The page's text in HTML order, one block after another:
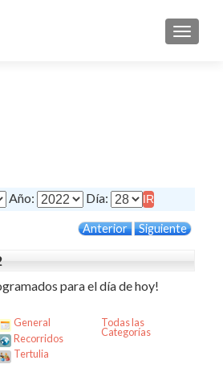
Año: Día:
Anterior Siguiente
para el día de hoy!
General
Recorridos
Tertulia
Todas las
Categorías